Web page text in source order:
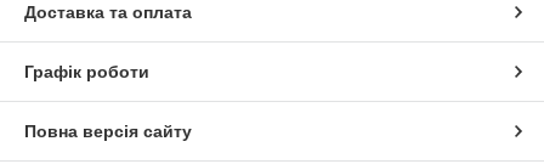
Доставка та оплата
Графік роботи
Повна версія сайту